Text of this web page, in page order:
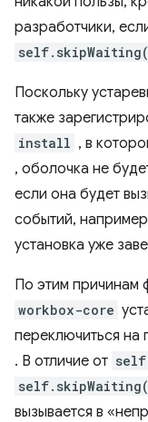
разработчики,
Поскольку
также
install , в
, оболочка не
если она будет
событий, например
установка уже
По этим причинам
workbox-core
переключиться на
. В отличие от
вызывается в